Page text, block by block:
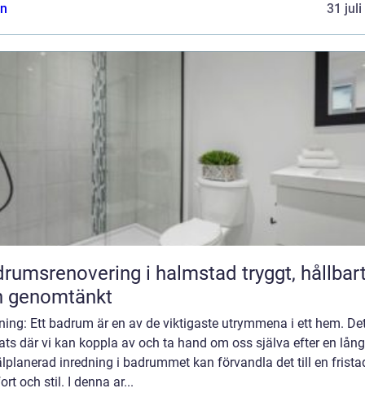
31 juli
i halmstad tryggt, hållbart
genomtänkt
Ett badrum är en av de viktigaste utrymmena i ett hem.
där vi kan koppla av och ta hand om oss själva efter en
inredning i badrummet kan förvandla det till en
och stil. I denna ar...